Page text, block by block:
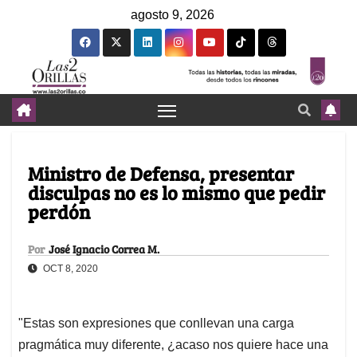
agosto 9, 2026
Ministro de Defensa, presentar
disculpas no es lo mismo que pedir
perdón
Por José Ignacio Correa M.
OCT 8, 2020
"Estas son expresiones que conllevan una carga
pragmática muy diferente, ¿acaso nos quiere hace una